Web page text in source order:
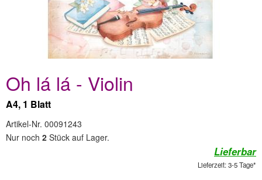
Oh lá lá - Violin
A4, 1 Blatt
Artikel-Nr. 00091243
Nur noch 2 Stück auf Lager.
Lieferbar
Lieferzeit: 3-5 Tage*